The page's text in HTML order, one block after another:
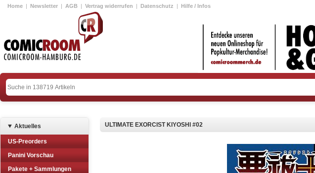
Home | Newsletter | AGB | Vertrag widerrufen | Datenschutz | Hilfe / Infos
Aktuelles
US-Preorders
Panini Vorschau
Pakete + Sammlungen
ULTIMATE EXORCIST KIYOSHI #02